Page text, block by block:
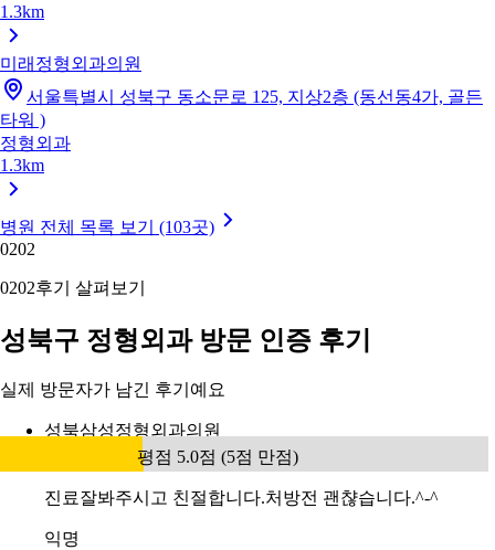
1.3km
미래정형외과의원
서울특별시 성북구 동소문로 125, 지상2층 (동선동4가, 골든
타워 )
정형외과
1.3km
병원 전체 목록 보기 (103곳)
0202
0202후기 살펴보기
성북구 정형외과 방문 인증 후기
실제 방문자가 남긴 후기예요
성북삼성정형외과의원
평점 5.0점 (5점 만점)
진료잘봐주시고 친절합니다.처방전 괜챦습니다.^-^
익명